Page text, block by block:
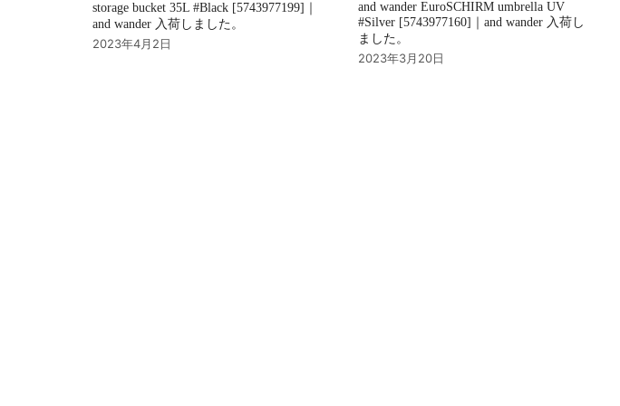
storage bucket 35L #Black [5743977199]｜
and wander 入荷しました。
2023年4月2日
and wander EuroSCHIRM umbrella UV
#Silver [5743977160]｜and wander 入荷し
ました。
2023年3月20日